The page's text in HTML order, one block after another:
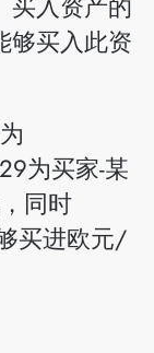
够买入此资
为买家-某
同时
买进欧元/